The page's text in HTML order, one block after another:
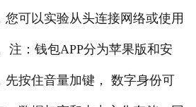
您可以实验从头连接网络或使用
注：钱包APP分为苹果版和安
先按住音量加键， 数字身份可